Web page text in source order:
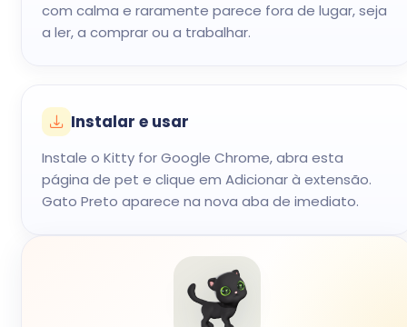
com calma e raramente parece fora de lugar, seja
a ler, a comprar ou a trabalhar.
Instalar e usar
Instale o Kitty for Google Chrome, abra esta
página de pet e clique em Adicionar à extensão.
Gato Preto aparece na nova aba de imediato.